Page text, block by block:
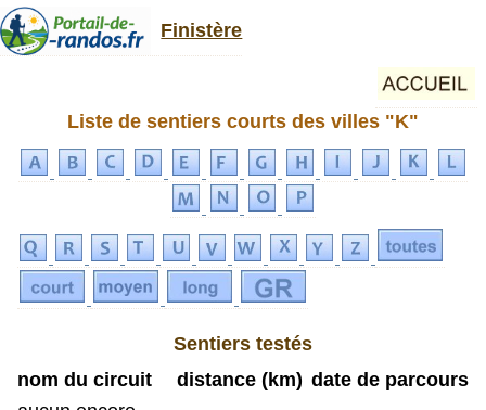
Finistère
Liste de sentiers courts des villes "K"
Sentiers testés
nom du circuit
distance (km) date de parcours